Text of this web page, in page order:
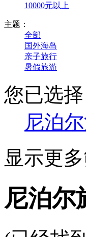
10000元以上
主题：
全部
国外海岛
亲子旅行
暑假旅游
您已选择
尼泊尔
显示更
尼泊尔